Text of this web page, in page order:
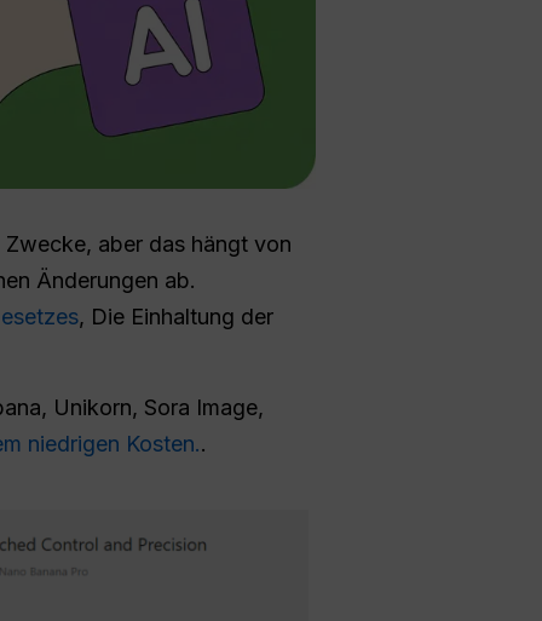
aber das hängt von
Änderungen ab.
, Die Einhaltung der
Unikorn, Sora Image,
niedrigen Kosten..